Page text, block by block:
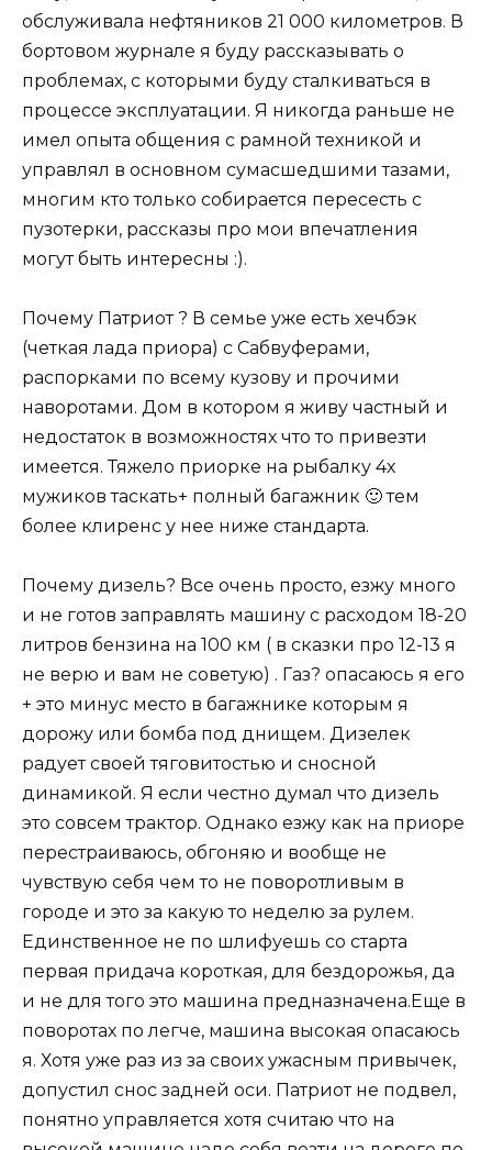
обслуживала нефтяников 21 000 километров. В
бортовом журнале я буду рассказывать о
проблемах, с которыми буду сталкиваться в
процессе эксплуатации. Я никогда раньше не
имел опыта общения с рамной техникой и
управлял в основном сумасшедшими тазами,
многим кто только собирается пересесть с
пузотерки, рассказы про мои впечатления
могут быть интересны :).
Почему Патриот ? В семье уже есть хечбэк
(четкая лада приора) с Сабвуферами,
распорками по всему кузову и прочими
наворотами. Дом в котором я живу частный и
недостаток в возможностях что то привезти
имеется. Тяжело приорке на рыбалку 4х
мужиков таскать+ полный багажник 🙂 тем
более клиренс у нее ниже стандарта.
Почему дизель? Все очень просто, езжу много
и не готов заправлять машину с расходом 18-20
литров бензина на 100 км ( в сказки про 12-13 я
не верю и вам не советую) . Газ? опасаюсь я его
+ это минус место в багажнике которым я
дорожу или бомба под днищем. Дизелек
радует своей тяговитостью и сносной
динамикой. Я если честно думал что дизель
это совсем трактор. Однако езжу как на приоре
перестраиваюсь, обгоняю и вообще не
чувствую себя чем то не поворотливым в
городе и это за какую то неделю за рулем.
Единственное не по шлифуешь со старта
первая придача короткая, для бездорожья, да
и не для того это машина предназначена.Еще в
поворотах по легче, машина высокая опасаюсь
я. Хотя уже раз из за своих ужасным привычек,
допустил снос задней оси. Патриот не подвел,
понятно управляется хотя считаю что на